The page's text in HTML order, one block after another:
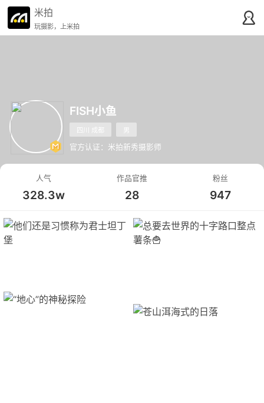
米拍
玩摄影，上米拍
FISH小鱼
四川 成都 男
官方认证：米拍新秀摄影师
人气
328.3w
作品官推
28
粉丝
947